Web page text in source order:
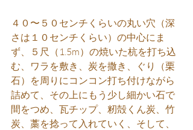
４０〜５０センチくらいの丸い穴（深
さは１０センチくらい）の中心にま
ず、５尺（1.5m）の焼いた杭を打ち込
む、ワラを敷き、炭を撒き、ぐり（栗
石）を周りにコンコン打ち付けながら
詰めて、その上にもう少し細かい石で
間をつめ、瓦チップ、籾殻くん炭、竹
炭、藁を捻って入れていく、そして、